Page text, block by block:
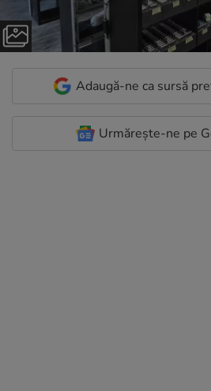
Adaugă-ne ca sursă
Urmărește-ne pe